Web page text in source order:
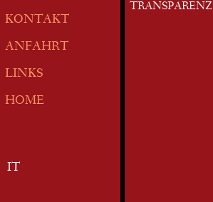
KONTAKT
ANFAHRT
LINKS
HOME
IT
TRANSPARENZ